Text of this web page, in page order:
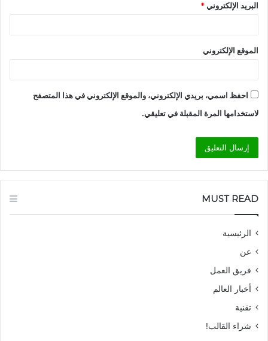
البريد الإلكتروني*
الموقع الإلكتروني
احفظ اسمي، بريدي الإلكتروني، والموقع الإلكتروني في هذا المتصفح
لاستخدامها المرة المقبلة في تعليقي.
MUST READ
الرئيسية
عن
فريق العمل
أخبار العالم
تقنية
شراء القالب!